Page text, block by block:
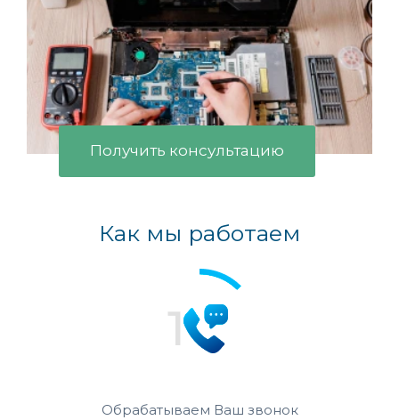
Получить консультацию
Как мы работаем
Обрабатываем Ваш звонок